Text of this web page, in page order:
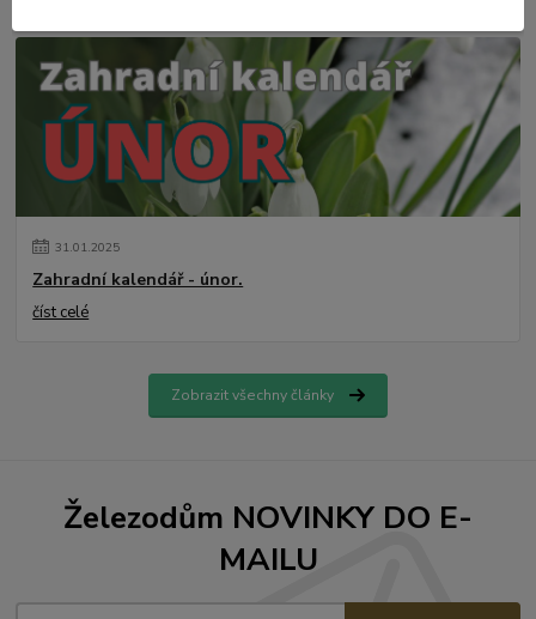
31.01.2025
Zahradní kalendář - únor.
číst celé
Zobrazit všechny články
Železodům NOVINKY DO E-
MAILU